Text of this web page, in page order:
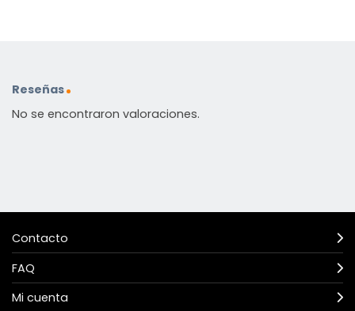
Reseñas
No se encontraron valoraciones.
Contacto
FAQ
Mi cuenta